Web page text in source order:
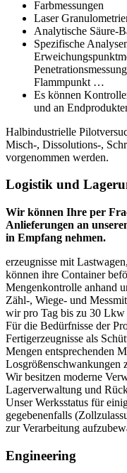
Farbmessungen
Laser
Analytische Säure-
Spezifische
Flammpunkt …
Es können
und an
Halbindustrielle
Misch-, Dissolutions-,
vorgenommen werden.
Logistik und
Wir können Ihre per
Anlieferungen an
in Empfang nehmen.
erzeugnisse mit
können ihre Container
Mengenkontrolle anhand
Zähl-, Wiege- und
wir pro Tag bis zu 30 Lkw
Für die Bedürfnisse der
Fertigerzeugnisse als
Mengen entsprechenden
Losgrößenschwankungen
Wir besitzen moderne
Lagerverwaltung und
Unser Werksstatus für
gegebenenfalls
zur Verarbeitung
Engineering